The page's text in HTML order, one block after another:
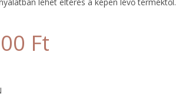
lehet eltérés a képen lévő terméktől.
Ft